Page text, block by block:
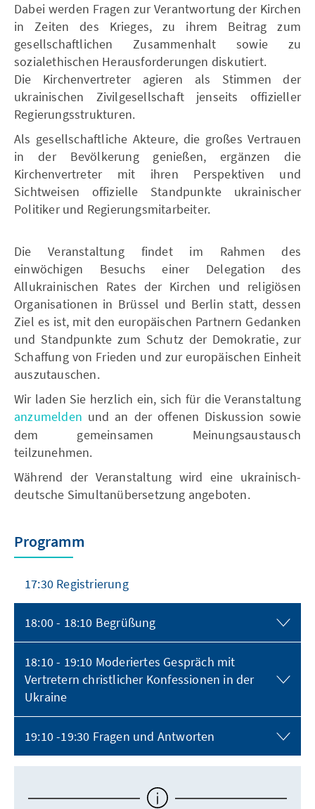
Dabei werden Fragen zur Verantwortung der Kirchen
in Zeiten des Krieges, zu ihrem Beitrag zum
gesellschaftlichen Zusammenhalt sowie zu
sozialethischen Herausforderungen diskutiert.
Die Kirchenvertreter agieren als Stimmen der
ukrainischen Zivilgesellschaft jenseits offizieller
Regierungsstrukturen.
Als gesellschaftliche Akteure, die großes Vertrauen
in der Bevölkerung genießen, ergänzen die
Kirchenvertreter mit ihren Perspektiven und
Sichtweisen offizielle Standpunkte ukrainischer
Politiker und Regierungsmitarbeiter.
Die Veranstaltung findet im Rahmen des
einwöchigen Besuchs einer Delegation des
Allukrainischen Rates der Kirchen und religiösen
Organisationen in Brüssel und Berlin statt, dessen
Ziel es ist, mit den europäischen Partnern Gedanken
und Standpunkte zum Schutz der Demokratie, zur
Schaffung von Frieden und zur europäischen Einheit
auszutauschen.
Wir laden Sie herzlich ein, sich für die Veranstaltung
anzumelden und an der offenen Diskussion sowie
dem gemeinsamen Meinungsaustausch
teilzunehmen.
Während der Veranstaltung wird eine ukrainisch-
deutsche Simultanübersetzung angeboten.
Programm
17:30 Registrierung
18:00 - 18:10 Begrüßung
18:10 - 19:10 Moderiertes Gespräch mit
Vertretern christlicher Konfessionen in der
Ukraine
19:10 -19:30 Fragen und Antworten